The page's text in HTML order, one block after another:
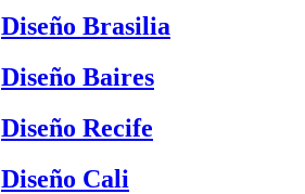
Diseño Brasilia
Diseño Baires
Diseño Recife
Diseño Cali